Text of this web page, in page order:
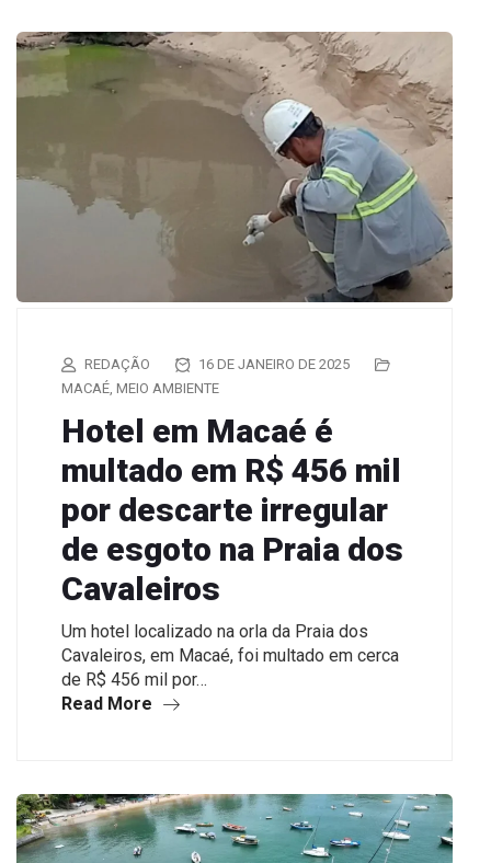
REDAÇÃO
16 DE JANEIRO DE 2025
MACAÉ, MEIO AMBIENTE
Hotel em Macaé é
multado em R$ 456 mil
por descarte irregular
de esgoto na Praia dos
Cavaleiros
Um hotel localizado na orla da Praia dos
Cavaleiros, em Macaé, foi multado em cerca
de R$ 456 mil por…
Read More